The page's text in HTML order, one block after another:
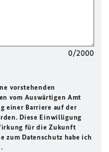
0/2000
vorstehenden
vom Auswärtigen Amt
einer Barriere auf der
Diese Einwilligung
für die Zukunft
zum Datenschutz habe ich